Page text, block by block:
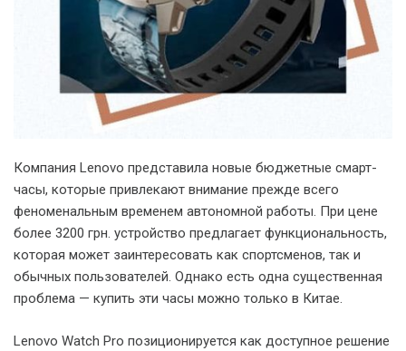
Компания Lenovo представила новые бюджетные смарт-
часы, которые привлекают внимание прежде всего
феноменальным временем автономной работы. При цене
более 3200 грн. устройство предлагает функциональность,
которая может заинтересовать как спортсменов, так и
обычных пользователей. Однако есть одна существенная
проблема — купить эти часы можно только в Китае.
Lenovo Watch Pro позиционируется как доступное решение